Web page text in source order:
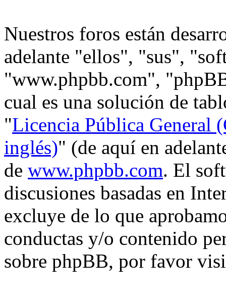
Nuestros foros están
adelante "ellos", "sus",
"www.phpbb.com",
cual es una solución de
"Licencia Pública General
inglés)" (de aquí en
de www.phpbb.com. El
discusiones basadas en
excluye de lo que
conductas y/o contenido
sobre phpBB, por favor